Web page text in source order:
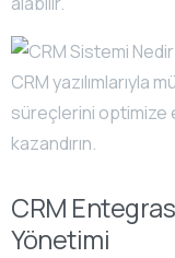
CRM
Yönetimi